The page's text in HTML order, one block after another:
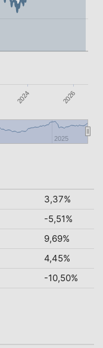
2024 2026
2025
3,37%
-5,51%
9,69%
4,45%
-10,50%